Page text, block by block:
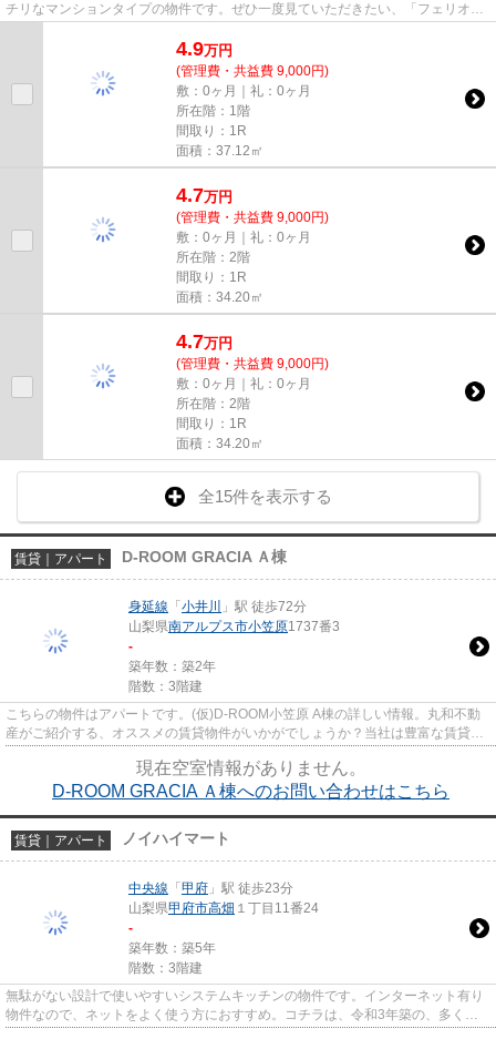
チリなマンションタイプの物件です。ぜひ一度見ていただきたい、「フェリオ甲
4.9万円
(管理費・共益費 9,000円)
敷：0ヶ月｜礼：0ヶ月
所在階：1階
間取り：1R
面積：37.12㎡
4.7万円
(管理費・共益費 9,000円)
敷：0ヶ月｜礼：0ヶ月
所在階：2階
間取り：1R
面積：34.20㎡
4.7万円
(管理費・共益費 9,000円)
敷：0ヶ月｜礼：0ヶ月
所在階：2階
間取り：1R
面積：34.20㎡
全15件を表示する
賃貸｜アパート D-ROOM GRACIA Ａ棟
身延線 「 小井川
」駅 徒歩72分
山梨県南アルプス市小笠原1737番3
-
築年数：築2年
階数：3階建
こちらの物件はアパートです。(仮)D-ROOM小笠原 A棟の詳しい情報。丸和不動
産がご紹介する、オススメの賃貸物件がいかがでしょうか？当社は豊富な賃貸情
現在空室情報がありません。
D-ROOM GRACIA Ａ棟へのお問い合わせはこちら
賃貸｜アパート ノイハイマート
中央線 「 甲府 」駅 徒歩23分
山梨県甲府市高畑 １丁目11番24
-
築年数：築5年
階数：3階建
無駄がない設計で使いやすいシステムキッチンの物件です。インターネット有り
物件なので、ネットをよく使う方におすすめ。コチラは、令和3年築の、多くの